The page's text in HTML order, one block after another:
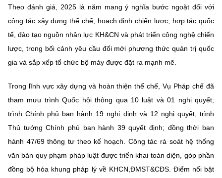
©2026 Bản quyền thuộc Bộ Khoa Học và Công Nghệ
(Ghi rõ nguồn "https://mst.gov.vn" khi phát hành lại thông tin từ
website này)
Theo đánh giá, 2025 là năm mang ý nghĩa bước ngoặt đối với
công tác xây dựng thể chế, hoạch định chiến lược, hợp tác quốc
tế, đào tạo nguồn nhân lực KH&CN và phát triển công nghệ chiến
lược, trong bối cảnh yêu cầu đổi mới phương thức quản trị quốc
gia và sắp xếp tổ chức bộ máy được đặt ra mạnh mẽ.
Trong lĩnh vực xây dựng và hoàn thiện thể chế, Vụ Pháp chế đã
tham mưu trình Quốc hội thông qua 10 luật và 01 nghị quyết;
trình Chính phủ ban hành 19 nghị định và 12 nghị quyết; trình
Thủ tướng Chính phủ ban hành 39 quyết định; đồng thời ban
hành 47/69 thông tư theo kế hoạch. Công tác rà soát hệ thống
văn bản quy phạm pháp luật được triển khai toàn diện, góp phần
đồng bộ hóa khung pháp lý về KHCN,ĐMST&CĐS. Điểm nổi bật